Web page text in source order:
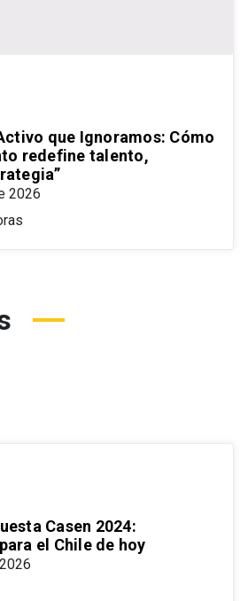
que Ignoramos: Cómo
redefine talento,
2026
Casen 2024:
el Chile de hoy